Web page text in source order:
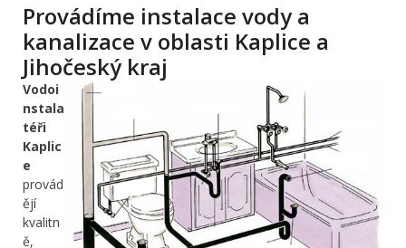
Provádíme instalace vody a
kanalizace v oblasti Kaplice a
Jihočeský kraj
Vodoi
nstala
téři
Kaplic
e
provád
ějí
kvalitn
ě,